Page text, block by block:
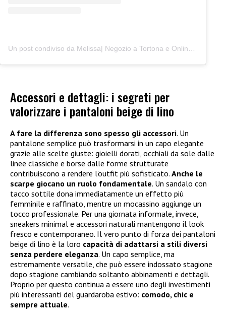
Accessori e dettagli: i segreti per
valorizzare i pantaloni beige di lino
A fare la differenza sono spesso gli accessori. Un
pantalone semplice può trasformarsi in un capo elegante
grazie alle scelte giuste: gioielli dorati, occhiali da sole dalle
linee classiche e borse dalle forme strutturate
contribuiscono a rendere l’outfit più sofisticato. Anche le
scarpe giocano un ruolo fondamentale. Un sandalo con
tacco sottile dona immediatamente un effetto più
femminile e raffinato, mentre un mocassino aggiunge un
tocco professionale. Per una giornata informale, invece,
sneakers minimal e accessori naturali mantengono il look
fresco e contemporaneo. Il vero punto di forza dei pantaloni
beige di lino è la loro capacità di adattarsi a stili diversi
senza perdere eleganza. Un capo semplice, ma
estremamente versatile, che può essere indossato stagione
dopo stagione cambiando soltanto abbinamenti e dettagli.
Proprio per questo continua a essere uno degli investimenti
più interessanti del guardaroba estivo: comodo, chic e
sempre attuale.